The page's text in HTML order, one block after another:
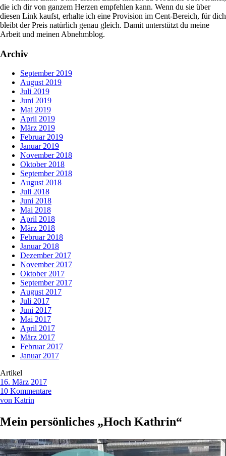
die ich dir von ganzem Herzen empfehlen kann. Wenn du sie über
diesen Link kaufst, erhalte ich eine Provision im Cent-Bereich, für dich
bleibt der Preis natürlich genau gleich. Damit unterstützt du meine
Arbeit und meinen Abnehmblog.
Archiv
September 2019
August 2019
Juli 2019
Juni 2019
Mai 2019
April 2019
März 2019
Februar 2019
Januar 2019
November 2018
Oktober 2018
September 2018
August 2018
Juli 2018
Juni 2018
Mai 2018
April 2018
März 2018
Februar 2018
Januar 2018
Dezember 2017
November 2017
Oktober 2017
September 2017
August 2017
Juli 2017
Juni 2017
Mai 2017
April 2017
März 2017
Februar 2017
Januar 2017
Artikel
16. März 2017
10 Kommentare
von Katrin
Mein persönliches „Hoch Kathrin“